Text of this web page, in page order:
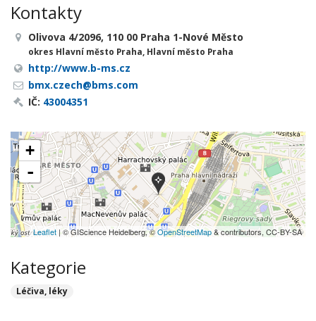
Kontakty
Olivova 4/2096, 110 00 Praha 1-Nové Město
okres Hlavní město Praha, Hlavní město Praha
http://www.b-ms.cz
bmx.czech@bms.com
IČ: 43004351
+
-
Leaflet | © GIScience Heidelberg, ©OpenStreetMap& contributors, CC-BY-SA
Kategorie
Léčiva, léky